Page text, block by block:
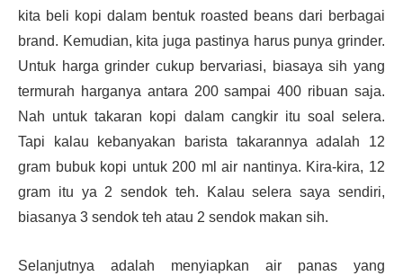
kita beli kopi dalam bentuk roasted beans dari berbagai
brand. Kemudian, kita juga pastinya harus punya grinder.
Untuk harga grinder cukup bervariasi, biasaya sih yang
termurah harganya antara 200 sampai 400 ribuan saja.
Nah untuk takaran kopi dalam cangkir itu soal selera.
Tapi kalau kebanyakan barista takarannya adalah 12
gram bubuk kopi untuk 200 ml air nantinya. Kira-kira, 12
gram itu ya 2 sendok teh. Kalau selera saya sendiri,
biasanya 3 sendok teh atau 2 sendok makan sih.
Selanjutnya adalah menyiapkan air panas yang